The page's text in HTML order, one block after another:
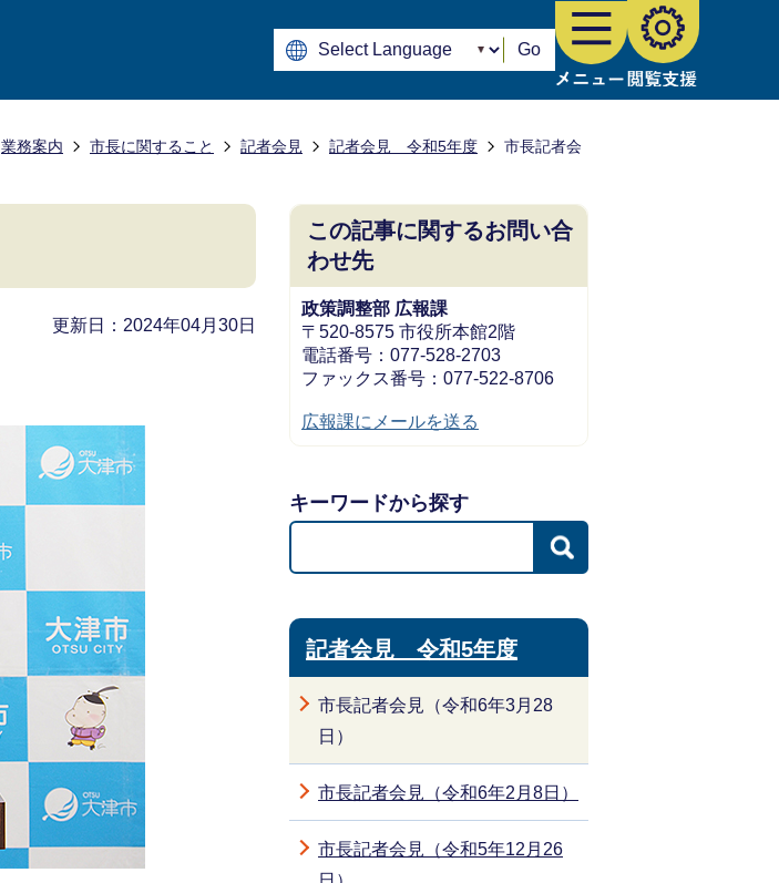
Go
業務案内 市長に関すること 記者会見 記者会見 令和5年度
市長記者会
更新日：2024年04月30日
この記事に関するお問い合
わせ先
政策調整部 広報課
〒520-8575 市役所本館2階
電話番号：077-528-2703
ファックス番号：077-522-8706
広報課にメールを送る
キーワードから探す
記者会見 令和5年度
市長記者会見（令和6年3月28
日）
市長記者会見（令和6年2月8日）
市長記者会見（令和5年12月26